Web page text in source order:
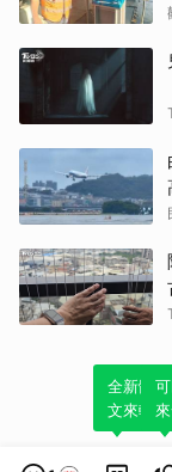
全新體
文來輕